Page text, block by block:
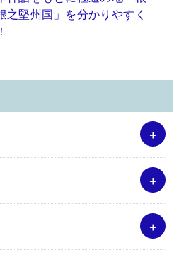
之堅州国」を分かりやすく